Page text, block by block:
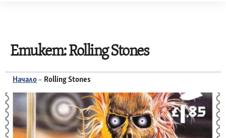
Етикет:Rolling Stones
Начало – Rolling Stones